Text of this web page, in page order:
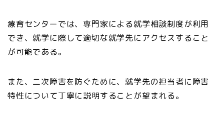
療育センターでは、専門家による就学相談制度が利用
でき、就学に際して適切な就学先にアクセスすること
が可能である。
また、二次障害を防ぐために、就学先の担当者に障害
特性について丁寧に説明することが望まれる。